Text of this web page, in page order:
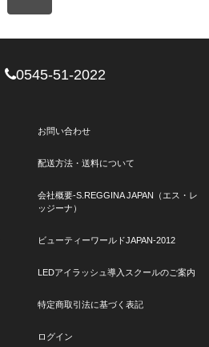
0545-51-2022
お問い合わせ
配送方法・送料について
会社概要-S.REGGINA JAPAN（エス・レ
ッジーナ）
ビューティーワールドJAPAN-2012
LEDアイラッシュ導入スクールのご案内
特定商取引法に基づく表記
ログイン